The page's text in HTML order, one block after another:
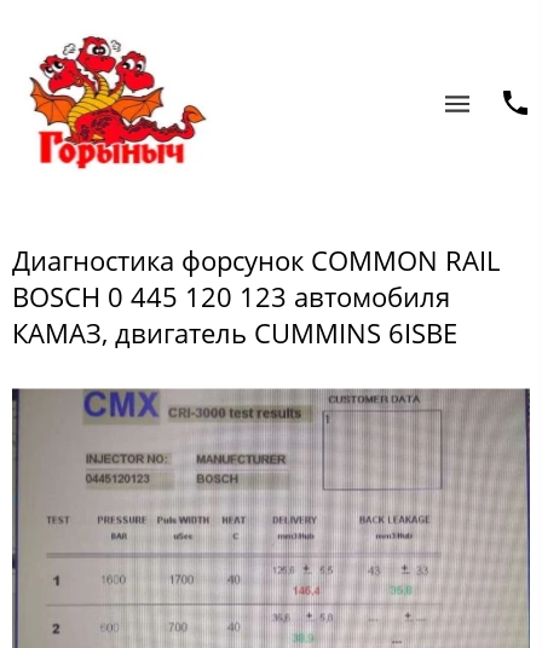
Диагностика форсунок COMMON RAIL
BOSCH 0 445 120 123 автомобиля
КАМАЗ, двигатель CUMMINS 6ISBE